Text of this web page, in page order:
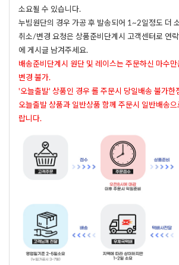
소요될 수 있습니다.
누빔원단의 경우 가공 후 발송되어 1~2일정도 더
취소/변경 요청은 상품준비단계시 고객센터로 연
에 게시글 남겨주세요.
배송준비단계시 원단 및 레이스는 주문하신 마수
변경 불가.
'오늘출발' 상품인 경우 롤 주문시 당일배송 불가한
오늘출발 상품과 일반상품 함께 주문시 일반배송
랍니다.